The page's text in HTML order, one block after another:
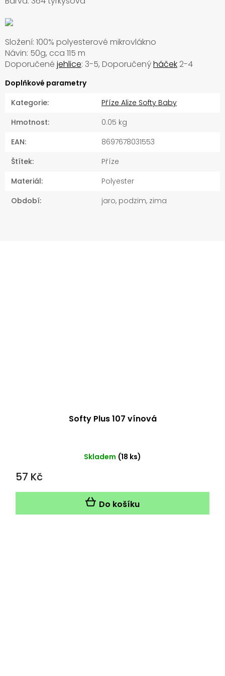
Složení: 100% polyesterové mikrovlákno
Návin: 50g, cca 115 m
Doporučené jehlice: 3-5, Doporučenýháček 2-4
Doplňkové parametry
Kategorie:
Příze Alize Softy Baby
Hmotnost:
0.05 kg
EAN:
8697678031553
Štítek:
Příze
Materiál:
Polyester
Období: jaro, podzim, zima
Softy Plus 107 vínová
Skladem (18 ks)
57 Kč
Do košíku